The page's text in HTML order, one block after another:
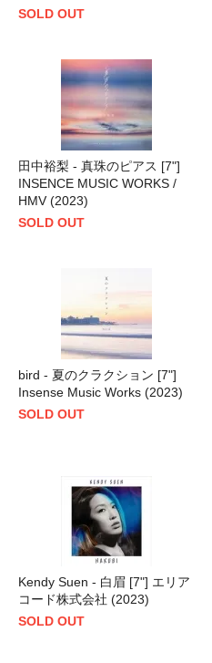
SOLD OUT
田中裕梨 - 真珠のピアス [7"]
INSENCE MUSIC WORKS /
HMV (2023)
SOLD OUT
bird - 夏のクラクション [7"]
Insense Music Works (2023)
SOLD OUT
Kendy Suen - 白眉 [7"] エリア
コード株式会社 (2023)
SOLD OUT